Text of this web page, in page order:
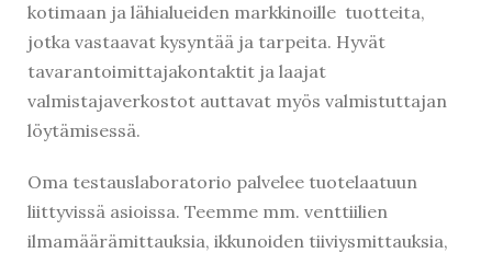
kotimaan ja lähialueiden markkinoille tuotteita,
jotka vastaavat kysyntää ja tarpeita. Hyvät
tavarantoimittajakontaktit ja laajat
valmistajaverkostot auttavat myös valmistuttajan
löytämisessä.
Oma testauslaboratorio palvelee tuotelaatuun
liittyvissä asioissa. Teemme mm. venttiilien
ilmamäärämittauksia, ikkunoiden tiiviysmittauksia,
Kirjaudu